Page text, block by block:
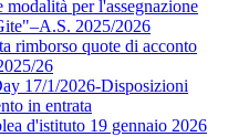
per l'assegnazione
2025/2026
rimborso quote di acconto
26
17/1/2026-Disposizioni
in entrata
d'istituto 19 gennaio 2026